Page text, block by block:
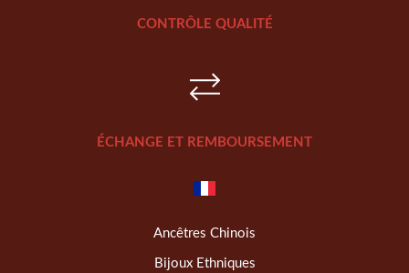
CONTRÔLE QUALITÉ
ÉCHANGE ET REMBOURSEMENT
Ancêtres Chinois
Bijoux Ethniques